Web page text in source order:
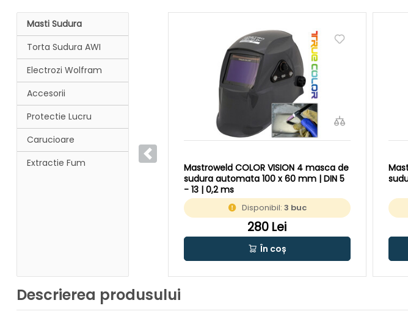
Masti Sudura
Torta Sudura AWI
Electrozi Wolfram
Accesorii
Protectie Lucru
Carucioare
Extractie Fum
Anterior
Mastroweld COLOR VISION 4 masca de
sudura automata 100 x 60 mm | DIN 5
- 13 | 0,2 ms
Disponibil: 3 buc
280 Lei
În coș
Descrierea produsului